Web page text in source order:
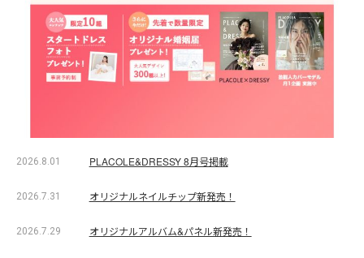
2026.8.01 PLACOLE&DRESSY 8月号掲載
2026.7.31 オリジナルネイルチップ新発売！
2026.7.29 オリジナルアルバム&パネル新発売！